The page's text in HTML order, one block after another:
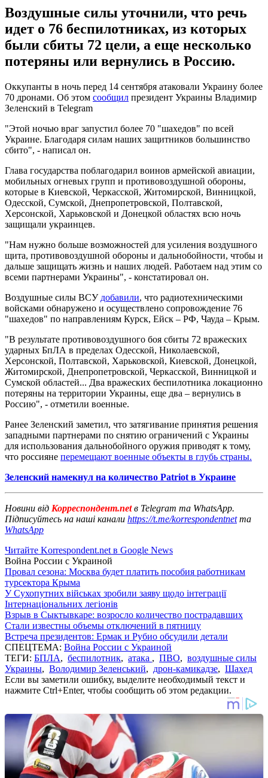
Воздушные силы уточнили, что речь
идет о 76 беспилотниках, из которых
были сбиты 72 цели, а еще несколько
потеряны или вернулись в Россию.
Оккупанты в ночь перед 14 сентября атаковали Украину более
70 дронами. Об этом сообщил президент Украины Владимир
Зеленский в Telegram
"Этой ночью враг запустил более 70 "шахедов" по всей
Украине. Благодаря силам наших защитников большинство
сбито", - написал он.
Глава государства поблагодарил воинов армейской авиации,
мобильных огневых групп и противовоздушной обороны,
которые в Киевской, Черкасской, Житомирской, Винницкой,
Одесской, Сумской, Днепропетровской, Полтавской,
Херсонской, Харьковской и Донецкой областях всю ночь
защищали украинцев.
"Нам нужно больше возможностей для усиления воздушного
щита, противовоздушной обороны и дальнобойности, чтобы и
дальше защищать жизнь и наших людей. Работаем над этим со
всеми партнерами Украины", - констатировал он.
Воздушные силы ВСУ добавили, что радиотехническими
войсками обнаружено и осуществлено сопровождение 76
"шахедов" по направлениям Курск, Ейск – РФ, Чауда – Крым.
"В результате противовоздушного боя сбиты 72 вражеских
ударных БпЛА в пределах Одесской, Николаевской,
Херсонской, Полтавской, Харьковской, Киевской, Донецкой,
Житомирской, Днепропетровской, Черкасской, Винницкой и
Сумской областей... Два вражеских беспилотника локационно
потеряны на территории Украины, еще два – вернулись в
Россию", - отметили военные.
Ранее Зеленский заметил, что затягивание принятия решения
западными партнерами по снятию ограничений с Украины
для использования дальнобойного оружия приводят к тому,
что россияне перемещают военные объекты в глубь страны.
Зеленский намекнул на количество Patriot в Украине
Новини від Корреспондент.netв Telegram та WhatsApp.
Підписуйтесь на наші канали https://t.me/korrespondentnetта
WhatsApp
Читайте Korrespondent.net в Google News
Война России с Украиной
Провал сезона: Москва будет платить пособия работникам
турсектора Крыма
У Сухопутних військах зробили заяву щодо інтеграції
Інтернаціональних легіонів
Взрыв в Сыктывкаре: возросло количество пострадавших
Стали известны объемы отключений в пятницу
Встреча президентов: Ермак и Рубио обсудили детали
СПЕЦТЕМА: Война России с Украиной
ТЕГИ: БПЛА, беспилотник, атака , ПВО, воздушные силы
Украины, Володимир Зеленський, дрон-камикадзе, Шахед
Если вы заметили ошибку, выделите необходимый текст и
нажмите Ctrl+Enter, чтобы сообщить об этом редакции.